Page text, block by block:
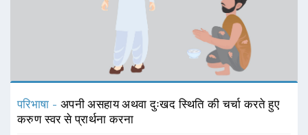
परिभाषा - अपनी असहाय अथवा दुःखद स्थिति की चर्चा करते हुए
करुण स्वर से प्रार्थना करना